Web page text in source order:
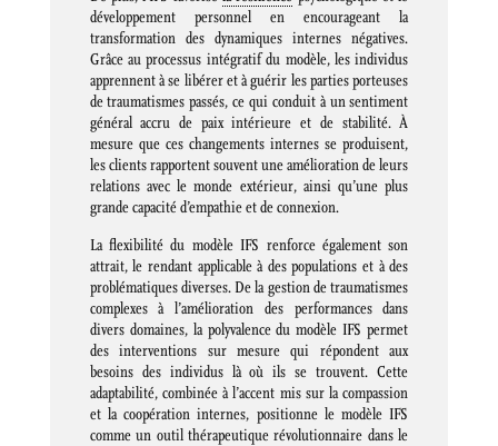
développement personnel en encourageant la
transformation des dynamiques internes négatives.
Grâce au processus intégratif du modèle, les individus
apprennent à se libérer et à guérir les parties porteuses
de traumatismes passés, ce qui conduit à un sentiment
général accru de paix intérieure et de stabilité. À
mesure que ces changements internes se produisent,
les clients rapportent souvent une amélioration de leurs
relations avec le monde extérieur, ainsi qu’une plus
grande capacité d’empathie et de connexion.
La flexibilité du modèle IFS renforce également son
attrait, le rendant applicable à des populations et à des
problématiques diverses. De la gestion de traumatismes
complexes à l’amélioration des performances dans
divers domaines, la polyvalence du modèle IFS permet
des interventions sur mesure qui répondent aux
besoins des individus là où ils se trouvent. Cette
adaptabilité, combinée à l’accent mis sur la compassion
et la coopération internes, positionne le modèle IFS
comme un outil thérapeutique révolutionnaire dans le